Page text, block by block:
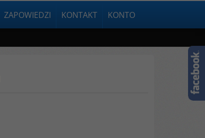
ZAPOWIEDZI KONTAKT KONTO